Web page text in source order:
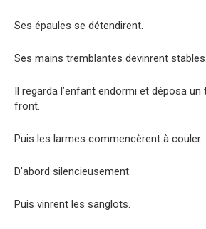
Ses épaules se détendirent.
Ses mains tremblantes devinrent stables.
Il regarda l’enfant endormi et déposa
front.
Puis les larmes commencèrent à couler.
D’abord silencieusement.
Puis vinrent les sanglots.